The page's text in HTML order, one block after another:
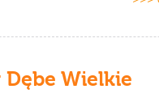
Wielkie